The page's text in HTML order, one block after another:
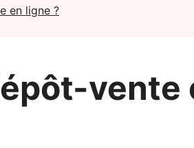
en ligne ?
vente